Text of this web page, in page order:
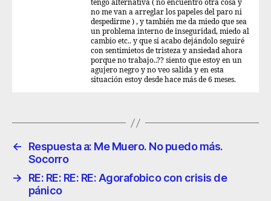
tengo alternativa ( no encuentro otra cosa y
no me van a arreglar los papeles del paro ni
despedirme ) , y también me da miedo que sea
un problema interno de inseguridad, miedo al
cambio etc.. y que si acabo dejándolo seguiré
con sentimietos de tristeza y ansiedad ahora
porque no trabajo..?? siento que estoy en un
agujero negro y no veo salida y en esta
situación estoy desde hace más de 6 meses.
←
Respuesta a: Me Muero. No puedo más.
Socorro
→
RE: RE: RE: RE: Agorafobico con crisis de
pánico